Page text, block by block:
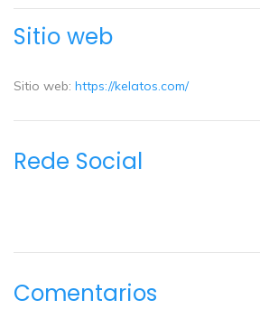
Sitio web
Sitio web: https://kelatos.com/
Rede Social
Comentarios